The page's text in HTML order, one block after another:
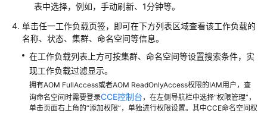
仪
表
盘
监
控
告
警
表中选择，例如，手动刷新、1分钟等。
单击任一工作负载页签，即可在下方列表区域查看该工作负载的
名称、状态、集群、命名空间等信息。
在工作负载列表上方可按集群、命名空间等设置搜索条件，实
现工作负载过滤显示。
拥有AOM FullAccess或者AOM ReadOnlyAccess权限的IAM用户，查
询命名空间时需要登录CCE控制台 ，在左侧导航栏中选择“权限管理”，
单击页面右上角的“添加权限”，单独进行权限设置。其中CCE命名空间权